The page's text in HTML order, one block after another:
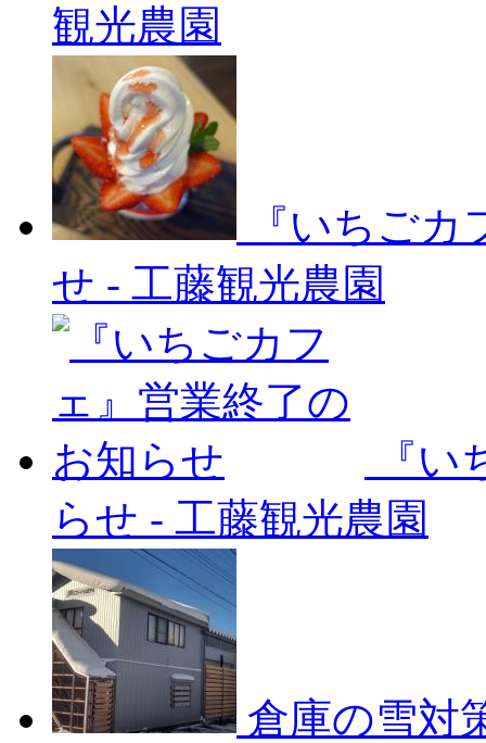
観光農園
『いちご
せ - 工藤観光農園
『
らせ - 工藤観光農園
倉庫の雪対